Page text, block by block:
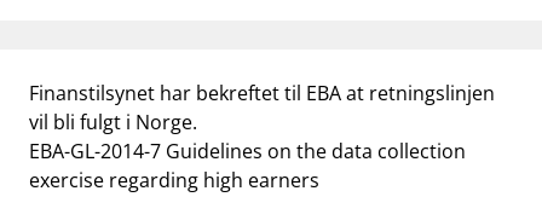
Finanstilsynet har bekreftet til EBA at retningslinjen
vil bli fulgt i Norge.
EBA-GL-2014-7 Guidelines on the data collection
exercise regarding high earners